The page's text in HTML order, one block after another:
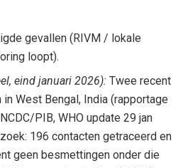
gevallen (RIVM / lokale
loopt).
eind januari 2026): Twee recent
West Bengal, India (rapportage
PIB, WHO update 29 jan
196 contacten getraceerd en
geen besmettingen onder die